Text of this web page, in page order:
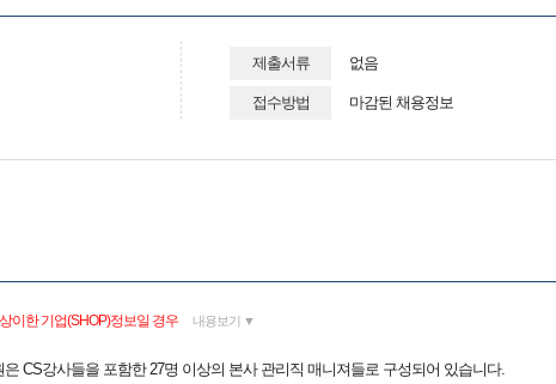
제출서류 없음
접수방법 마감된 채용정보
이한 기업(SHOP)정보일 경우 내용보기 ▼
CS강사들을 포함한 27명 이상의 본사 관리직 매니져들로 구성되어 있습니다.